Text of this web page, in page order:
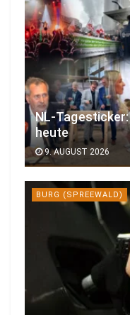
NL-
heute
9. AUGUST 2026
BURG (SPREEWALD)